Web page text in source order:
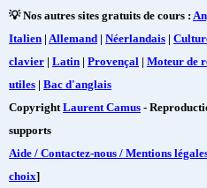
💡 Nos autres sites gratuits de cours :
Italien | Allemand | Néerlandais |
clavier | Latin | Provençal | Moteur de
utiles | Bac d'anglais
CopyrightLaurent Camus -
supports
Aide / Contactez-nous / Mentions
choix]